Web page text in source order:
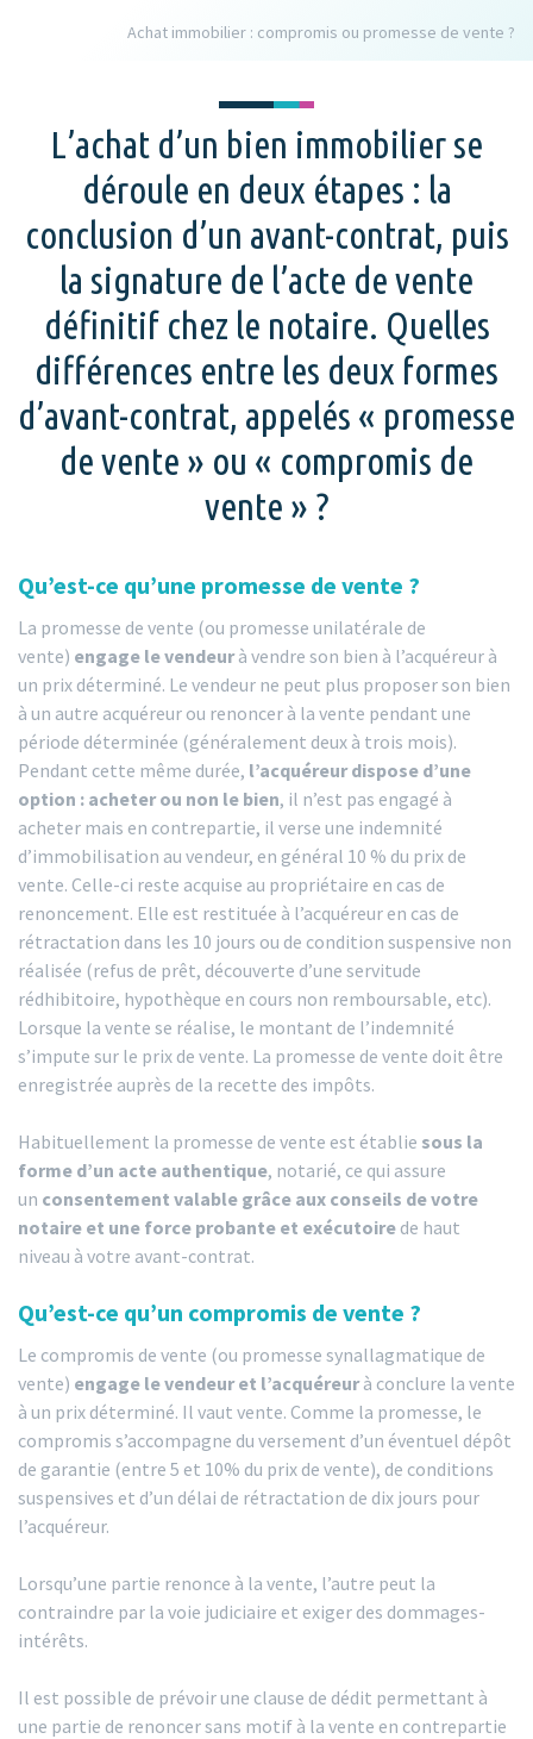
Achat immobilier : compromis ou promesse de vente ?
L’achat d’un bien immobilier se
déroule en deux étapes : la
conclusion d’un avant-contrat, puis
la signature de l’acte de vente
définitif chez le notaire. Quelles
différences entre les deux formes
d’avant-contrat, appelés « promesse
de vente » ou « compromis de
vente » ?
Qu’est-ce qu’une promesse de vente ?
La promesse de vente (ou promesse unilatérale de
vente) engage le vendeurà vendre son bien à l’acquéreur à
un prix déterminé. Le vendeur ne peut plus proposer son bien
à un autre acquéreur ou renoncer à la vente pendant une
période déterminée (généralement deux à trois mois).
Pendant cette même durée, l’acquéreur dispose d’une
option : acheter ou non le bien, il n’est pas engagé à
acheter mais en contrepartie, il verse une indemnité
d’immobilisation au vendeur, en général 10 % du prix de
vente. Celle-ci reste acquise au propriétaire en cas de
renoncement. Elle est restituée à l’acquéreur en cas de
rétractation dans les 10 jours ou de condition suspensive non
réalisée (refus de prêt, découverte d’une servitude
rédhibitoire, hypothèque en cours non remboursable, etc).
Lorsque la vente se réalise, le montant de l’indemnité
s’impute sur le prix de vente. La promesse de vente doit être
enregistrée auprès de la recette des impôts.
Habituellement la promesse de vente est établie sous la
forme d’un acte authentique, notarié, ce qui assure
un consentement valable grâce aux conseils de votre
notaire et une force probante et exécutoire de haut
niveau à votre avant-contrat.
Qu’est-ce qu’un compromis de vente ?
Le compromis de vente (ou promesse synallagmatique de
vente) engage le vendeur et l’acquéreurà conclure la vente
à un prix déterminé. Il vaut vente. Comme la promesse, le
compromis s’accompagne du versement d’un éventuel dépôt
de garantie (entre 5 et 10% du prix de vente), de conditions
suspensives et d’un délai de rétractation de dix jours pour
l’acquéreur.
Lorsqu’une partie renonce à la vente, l’autre peut la
contraindre par la voie judiciaire et exiger des dommages-
intérêts.
Il est possible de prévoir une clause de dédit permettant à
une partie de renoncer sans motif à la vente en contrepartie